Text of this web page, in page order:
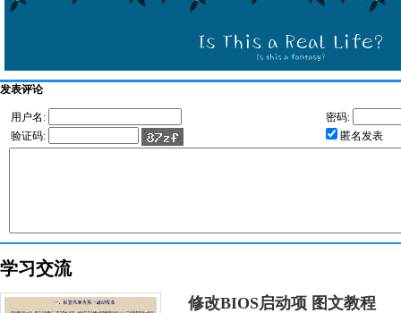
发表评论
用户名:
密码:
验证码:
匿名发表
学习交流
修改BIOS启动项 图文教程